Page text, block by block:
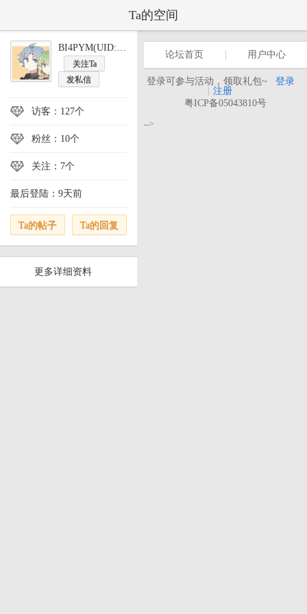
Ta的空间
BI4PYM(UID:446553)
关注Ta
发私信
访客：127个
粉丝：10个
关注：7个
最后登陆：9天前
Ta的帖子 Ta的回复
更多详细资料
论坛首页 用户中心
登录可参与活动，领取礼包~
登录
注册
粤ICP备05043810号
-->